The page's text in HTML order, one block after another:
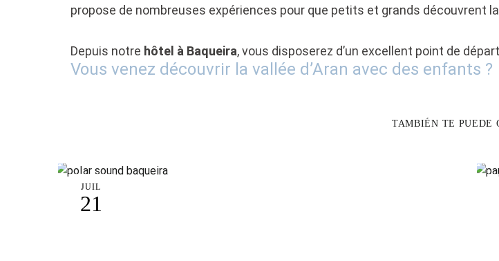
propose de nombreuses expériences pour que petits et grands découvrent
Depuis notre hôtel à Baqueira, vous disposerez d’un excellent point de
Vous venez découvrir la vallée d’Aran avec des enfants ?
TAMBIÉN TE PUEDE
JUIL
21